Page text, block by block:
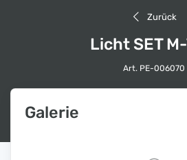
Zurück
Licht SET
Art. PE-006070
Galerie